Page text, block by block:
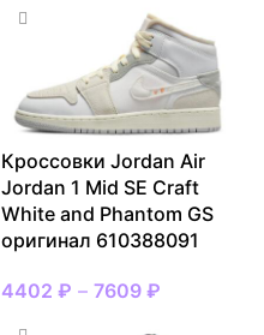
Кроссовки Jordan Air
Jordan 1 Mid SE Craft
White and Phantom GS
оригинал 610388091
4402 ₽ – 7609 ₽